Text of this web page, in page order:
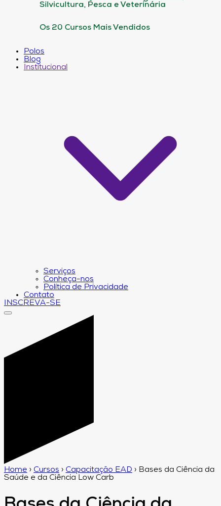
Silvicultura, Pesca e Veterinária
Os 20 Cursos Mais Vendidos
Polos
Blog
Institucional
Serviços
Conheça-nos
Política de Privacidade
Contato
INSCREVA-SE
Home › Cursos › Capacitação EAD › Bases da Ciência da
Saúde e da Ciência Low Carb